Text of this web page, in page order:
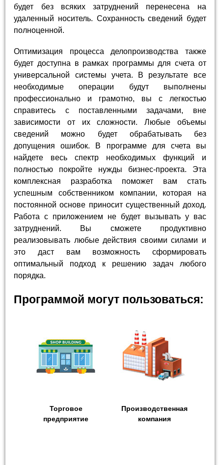
будет без всяких затруднений перенесена на
удаленный носитель. Сохранность сведений будет
полноценной.
Оптимизация процесса делопроизводства также
будет доступна в рамках программы для счета от
универсальной системы учета. В результате все
необходимые операции будут выполнены
профессионально и грамотно, вы с легкостью
справитесь с поставленными задачами, вне
зависимости от их сложности. Любые объемы
сведений можно будет обрабатывать без
допущения ошибок. В программе для счета вы
найдете весь спектр необходимых функций и
полностью покройте нужды бизнес-проекта. Эта
комплексная разработка поможет вам стать
успешным собственником компании, которая на
постоянной основе приносит существенный доход.
Работа с приложением не будет вызывать у вас
затруднений. Вы сможете продуктивно
реализовывать любые действия своими силами и
это даст вам возможность сформировать
оптимальный подход к решению задач любого
порядка.
Программой могут пользоваться:
Торговое
предприятие
Производственная
компания